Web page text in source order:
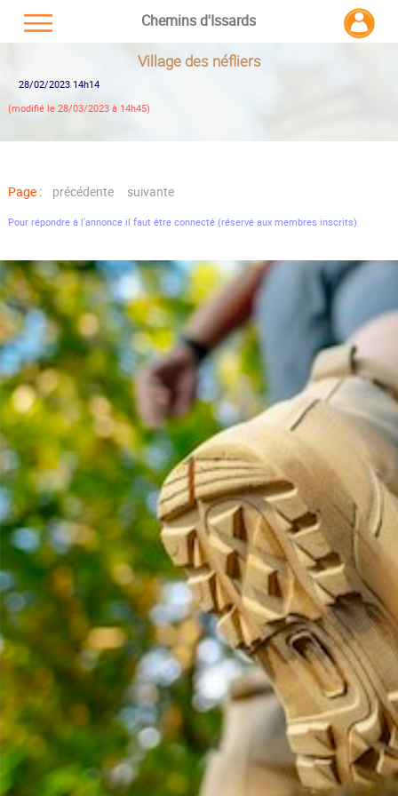
Chemins d'Issards
Village des néfliers
28/02/2023 14h14
(modifié le 28/03/2023 à 14h45)
Page : précédente suivante
Pour répondre à l'annonce il faut être connecté (réservé aux membres inscrits)